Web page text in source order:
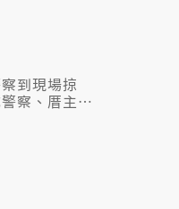
到現場掠
察、厝主一